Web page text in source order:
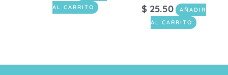
AL CARRITO
$ 25.50
AÑADIR
AL CARRITO